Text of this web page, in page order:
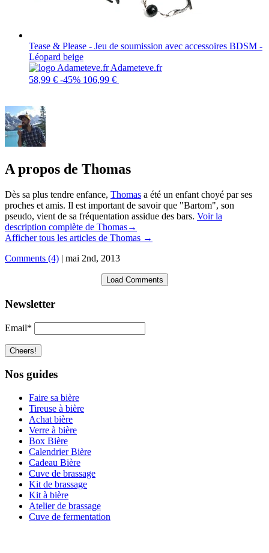
Tease & Please - Jeu de soumission avec accessoires BDSM -
Léopard beige
Adameteve.fr
58,99 € -45% 106,99 €
A propos de Thomas
Dès sa plus tendre enfance, Thomas a été un enfant choyé par ses
proches et amis. Il est important de savoir que "Bartom", son
pseudo, vient de sa fréquentation assidue des bars. Voir la
description complète de Thomas→
Afficher tous les articles de Thomas →
Comments (4) | mai 2nd, 2013
Load Comments
Newsletter
Email*
Nos guides
Faire sa bière
Tireuse à bière
Achat bière
Verre à bière
Box Bière
Calendrier Bière
Cadeau Bière
Cuve de brassage
Kit de brassage
Kit à bière
Atelier de brassage
Cuve de fermentation